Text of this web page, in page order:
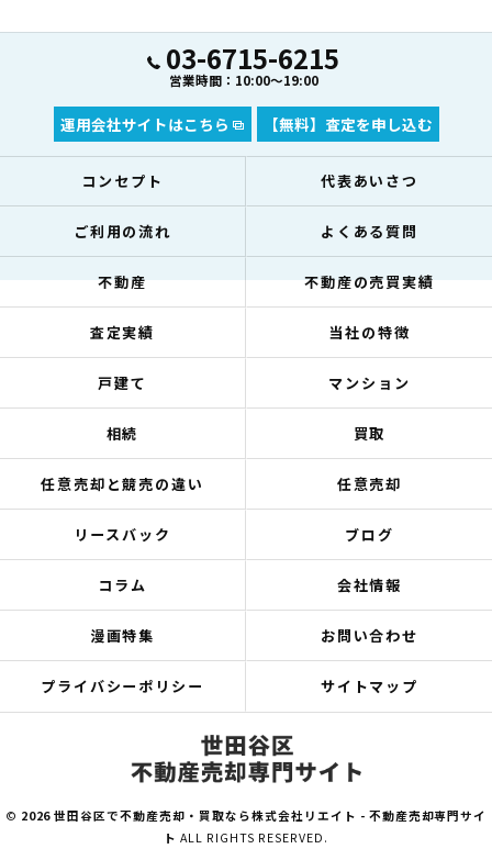
03-6715-6215
営業時間：10:00～19:00
運用会社サイトはこちら 【無料】査定を申し込む
コンセプト 代表あいさつ
ご利用の流れ よくある質問
不動産 不動産の売買実績
査定実績 当社の特徴
戸建て マンション
相続 買取
任意売却と競売の違い 任意売却
リースバック ブログ
コラム 会社情報
漫画特集 お問い合わせ
プライバシーポリシー サイトマップ
© 2026 世田谷区で不動産売却・買取なら株式会社リエイト - 不動産売却専門サイ
ト ALL RIGHTS RESERVED.